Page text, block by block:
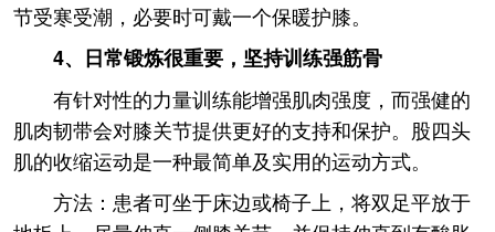
节受寒受潮，必要时可戴一个保暖护膝。
4、日常锻炼很重要，坚持训练强筋骨
有针对性的力量训练能增强肌肉强度，而强健的
肌肉韧带会对膝关节提供更好的支持和保护。股四头
肌的收缩运动是一种最简单及实用的运动方式。
方法：患者可坐于床边或椅子上，将双足平放于